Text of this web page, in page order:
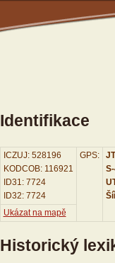
Identifikace
ICZUJ: 528196
KODCOB: 116921
ID31: 7724
ID32: 7724
GPS:
Ukázat na mapě
Historický